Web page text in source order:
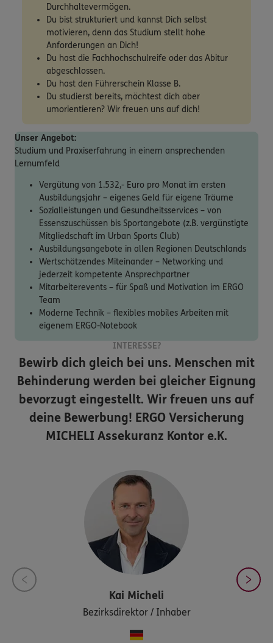
Durchhaltevermögen.
Du bist strukturiert und kannst Dich selbst
motivieren, denn das Studium stellt hohe
Anforderungen an Dich!
Du hast die Fachhochschulreife oder das Abitur
abgeschlossen.
Du hast den Führerschein Klasse B.
Du studierst bereits, möchtest dich aber
umorientieren? Wir freuen uns auf dich!
Unser Angebot:
Studium und Praxiserfahrung in einem ansprechenden
Lernumfeld
Vergütung von 1.532,- Euro pro Monat im ersten
Ausbildungsjahr – eigenes Geld für eigene Träume
Sozialleistungen und Gesundheitsservices – von
Essenszuschüssen bis Sportangebote (z.B. vergünstigte
Mitgliedschaft im Urban Sports Club)
Ausbildungsangebote in allen Regionen Deutschlands
Wertschätzendes Miteinander – Networking und
jederzeit kompetente Ansprechpartner
Mitarbeiterevents – für Spaß und Motivation im ERGO
Team
Moderne Technik – flexibles mobiles Arbeiten mit
eigenem ERGO-Notebook
INTERESSE?
Bewirb dich gleich bei uns. Menschen mit
Behinderung werden bei gleicher Eignung
bevorzugt eingestellt. Wir freuen uns auf
deine Bewerbung! ERGO Versicherung
MICHELI Assekuranz Kontor e.K.
Kai Micheli
Bezirksdirektor / Inhaber